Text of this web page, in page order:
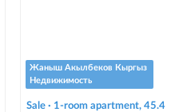
Жаныш Акылбеков Кыргыз
Недвижимость
Sale · 1-room apartment, 45.4